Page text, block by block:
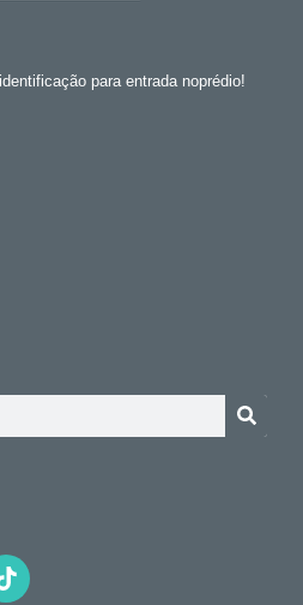
para entrada noprédio!